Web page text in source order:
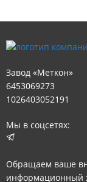
Завод «Меткон»
6453069273
1026403052191
Мы в соцсетях:
Обращаем ваше
информационный